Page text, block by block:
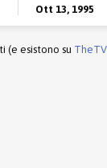
Ott 13, 1995
(e esistono su